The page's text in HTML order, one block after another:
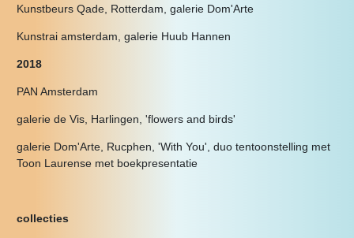
Kunstbeurs Qade, Rotterdam, galerie Dom'Arte
Kunstrai amsterdam, galerie Huub Hannen
2018
PAN Amsterdam
galerie de Vis, Harlingen, 'flowers and birds'
galerie Dom'Arte, Rucphen, 'With You', duo tentoonstelling met
Toon Laurense met boekpresentatie
collecties